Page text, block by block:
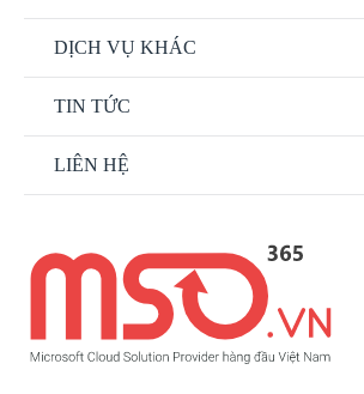
DỊCH VỤ KHÁC
TIN TỨC
LIÊN HỆ